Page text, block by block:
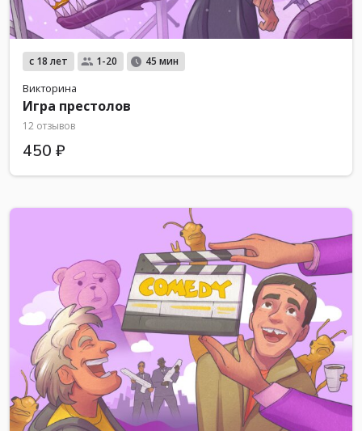
с 18 лет 1-20 45 мин
Викторина
Игра престолов
12 отзывов
450 ₽